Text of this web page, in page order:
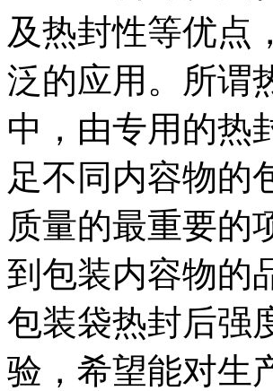
及热封性等优点
泛的应用。所谓
中，由专用的热
足不同内容物的
质量的最重要的
到包装内容物的
包装袋热封后强
验，希望能对生